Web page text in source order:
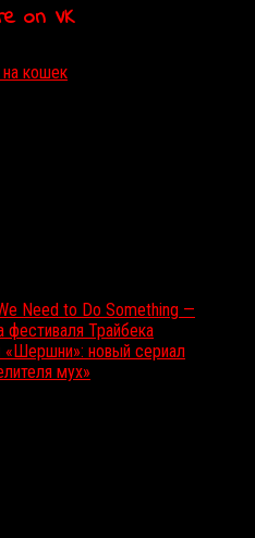
на кошек
Need to Do Something —
фестиваля Трайбека
«Шершни»: новый сериал
мух»